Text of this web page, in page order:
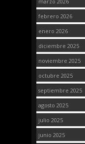
febrero 2026
enero 2026
diciembre 2025
noviembre 2025
octubre 2025
septiembre 2025
agosto 2025
julio 2025
junio 2025